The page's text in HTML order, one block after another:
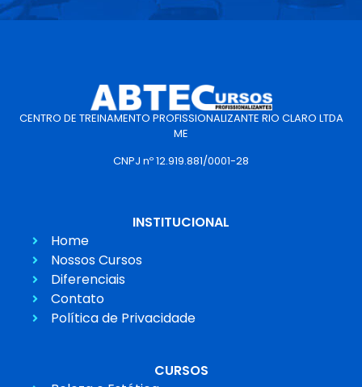
CENTRO DE TREINAMENTO PROFISSIONALIZANTE RIO CLARO LTDA
ME
CNPJ nº 12.919.881/0001-28
INSTITUCIONAL
Home
Nossos Cursos
Diferenciais
Contato
Política de Privacidade
CURSOS